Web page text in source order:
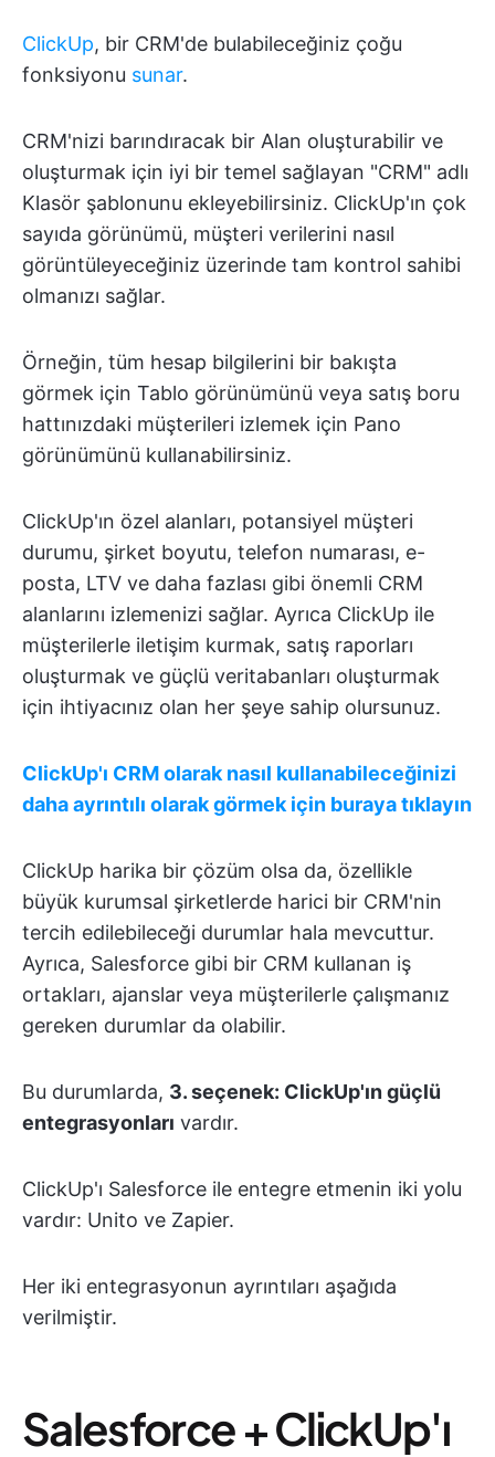
ClickUp, bir CRM'de bulabileceğiniz çoğu
fonksiyonu sunar.
CRM'nizi barındıracak bir Alan oluşturabilir ve
oluşturmak için iyi bir temel sağlayan "CRM" adlı
Klasör şablonunu ekleyebilirsiniz. ClickUp'ın çok
sayıda görünümü, müşteri verilerini nasıl
görüntüleyeceğiniz üzerinde tam kontrol sahibi
olmanızı sağlar.
Örneğin, tüm hesap bilgilerini bir bakışta
görmek için Tablo görünümünü veya satış boru
hattınızdaki müşterileri izlemek için Pano
görünümünü kullanabilirsiniz.
ClickUp'ın özel alanları, potansiyel müşteri
durumu, şirket boyutu, telefon numarası, e-
posta, LTV ve daha fazlası gibi önemli CRM
alanlarını izlemenizi sağlar. Ayrıca ClickUp ile
müşterilerle iletişim kurmak, satış raporları
oluşturmak ve güçlü veritabanları oluşturmak
için ihtiyacınız olan her şeye sahip olursunuz.
ClickUp'ı CRM olarak nasıl kullanabileceğinizi
daha ayrıntılı olarak görmek için buraya tıklayın
ClickUp harika bir çözüm olsa da, özellikle
büyük kurumsal şirketlerde harici bir CRM'nin
tercih edilebileceği durumlar hala mevcuttur.
Ayrıca, Salesforce gibi bir CRM kullanan iş
ortakları, ajanslar veya müşterilerle çalışmanız
gereken durumlar da olabilir.
Bu durumlarda, 3. seçenek: ClickUp'ın güçlü
entegrasyonları vardır.
ClickUp'ı Salesforce ile entegre etmenin iki yolu
vardır: Unito ve Zapier.
Her iki entegrasyonun ayrıntıları aşağıda
verilmiştir.
Salesforce + ClickUp'ı